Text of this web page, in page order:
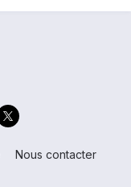
Nous contacter